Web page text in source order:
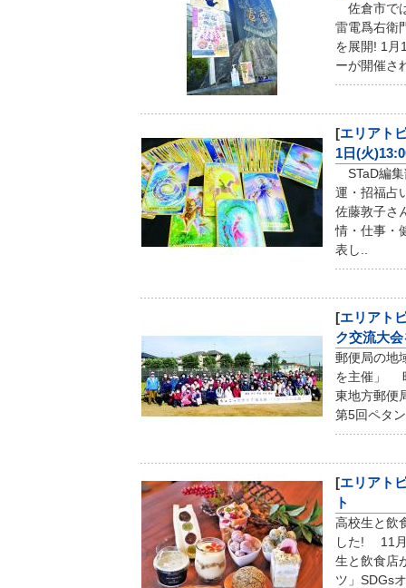
佐倉市で
雷電爲右衛
を展開! 1月
ーが開催さ
[エリアト
1日(火
STaD編集
運・招福占
佐藤敦子さ
情・仕事・
表し..
[エリアト
ク交流大
郵便局の地
を主催」
東地方郵便
第5回ペタ
[エリアト
ト
高校生と飲
した! 11月
生と飲食店
ツ」SDGs